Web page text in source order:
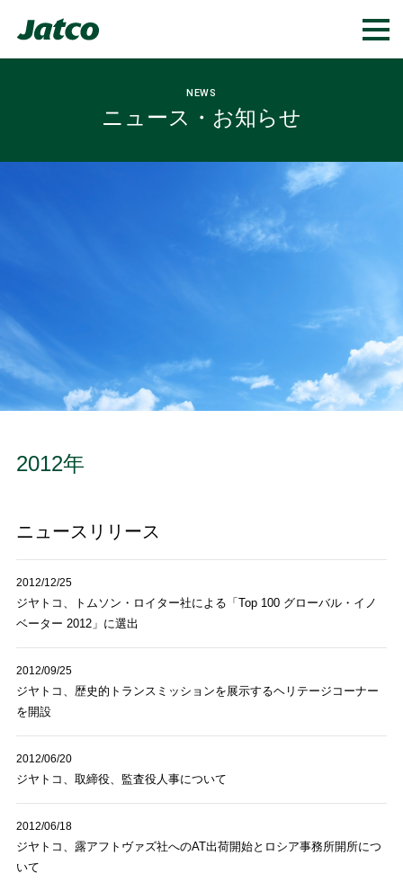
NEWS
ニュース・お知らせ
2012年
ニュースリリース
2012/12/25
ジヤトコ、トムソン・ロイター社による「Top 100 グローバル・イノ
ベーター 2012」に選出
2012/09/25
ジヤトコ、歴史的トランスミッションを展示するヘリテージコーナー
を開設
2012/06/20
ジヤトコ、取締役、監査役人事について
2012/06/18
ジヤトコ、露アフトヴァズ社へのAT出荷開始とロシア事務所開所につ
いて